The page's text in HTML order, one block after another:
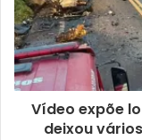
Vídeo expõe
deixou